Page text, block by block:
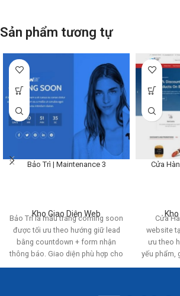
Giữ trải nghiệm thương hiệu
Thông báo ngắn gọn
Gợi ý SEO & nội dung
Noindex trang bảo trì
Trả về 503 nếu có thể
Không để crawl lâu dài
Sản phẩm tương tự
Bảo Trì | Maintenance 3
Kho Giao Diện Web
Bảo Trì là mẫu trang coming soon
được tối ưu theo hướng giữ lead
bằng countdown + form nhận
thông báo. Giao diện phù hợp cho
sắp ra mắt, nâng cấp website và
Cửa
Cửa
website
ưu theo
yếu phẩm,
hợp cho